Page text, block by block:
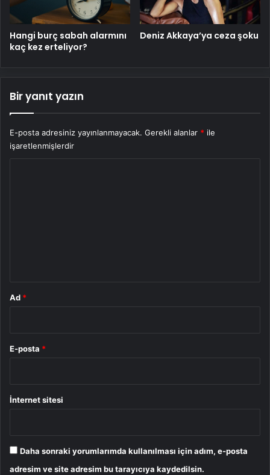
Hangi burç sabah alarmını
kaç kez erteliyor?
Deniz Akkaya’ya ceza şoku
Bir yanıt yazın
E-posta adresiniz yayınlanmayacak. Gerekli alanlar * ile
işaretlenmişlerdir
Ad *
E-posta *
İnternet sitesi
Daha sonraki yorumlarımda kullanılması için adım, e-posta
adresim ve site adresim bu tarayıcıya kaydedilsin.